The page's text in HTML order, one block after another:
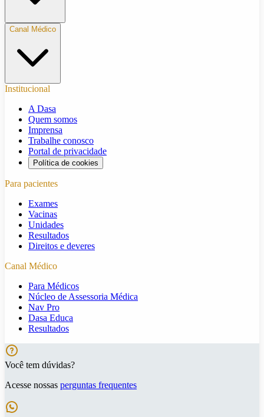
Canal Médico
Institucional
A Dasa
Quem somos
Imprensa
Trabalhe conosco
Portal de privacidade
Política de cookies
Para pacientes
Exames
Vacinas
Unidades
Resultados
Direitos e deveres
Canal Médico
Para Médicos
Núcleo de Assessoria Médica
Nav Pro
Dasa Educa
Resultados
Você tem dúvidas?
Acesse nossas perguntas frequentes